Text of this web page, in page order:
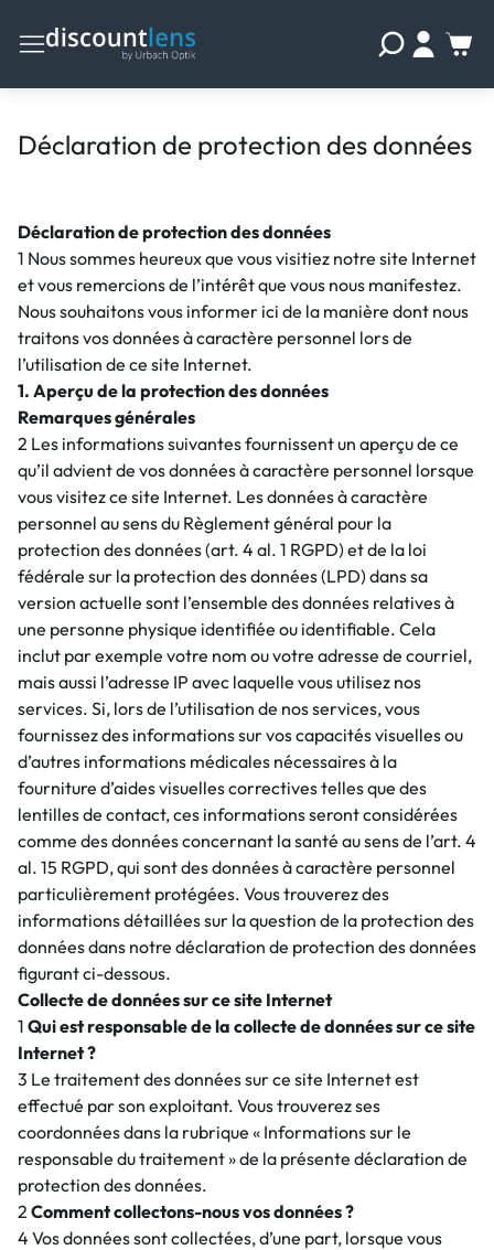
Déclaration de protection des données
Déclaration de protection des données
1 Nous sommes heureux que vous visitiez notre site Internet
et vous remercions de l’intérêt que vous nous manifestez.
Nous souhaitons vous informer ici de la manière dont nous
traitons vos données à caractère personnel lors de
l’utilisation de ce site Internet.
1. Aperçu de la protection des données
Remarques générales
2 Les informations suivantes fournissent un aperçu de ce
qu’il advient de vos données à caractère personnel lorsque
vous visitez ce site Internet. Les données à caractère
personnel au sens du Règlement général pour la
protection des données (art. 4 al. 1 RGPD) et de la loi
fédérale sur la protection des données (LPD) dans sa
version actuelle sont l’ensemble des données relatives à
une personne physique identifiée ou identifiable. Cela
inclut par exemple votre nom ou votre adresse de courriel,
mais aussi l’adresse IP avec laquelle vous utilisez nos
services. Si, lors de l’utilisation de nos services, vous
fournissez des informations sur vos capacités visuelles ou
d’autres informations médicales nécessaires à la
fourniture d’aides visuelles correctives telles que des
lentilles de contact, ces informations seront considérées
comme des données concernant la santé au sens de l’art. 4
al. 15 RGPD, qui sont des données à caractère personnel
particulièrement protégées. Vous trouverez des
informations détaillées sur la question de la protection des
données dans notre déclaration de protection des données
figurant ci-dessous.
Collecte de données sur ce site Internet
1 Qui est responsable de la collecte de données sur ce site
Internet ?
3 Le traitement des données sur ce site Internet est
effectué par son exploitant. Vous trouverez ses
coordonnées dans la rubrique « Informations sur le
responsable du traitement » de la présente déclaration de
protection des données.
2 Comment collectons-nous vos données ?
4 Vos données sont collectées, d’une part, lorsque vous